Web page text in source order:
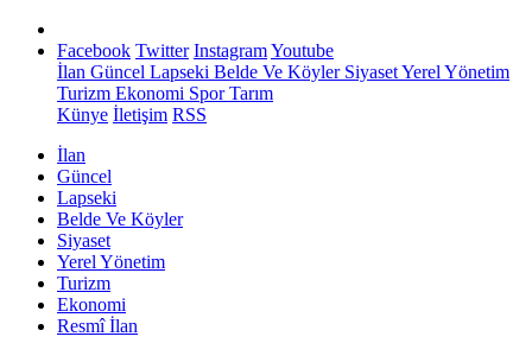
Facebook Twitter InstagramYoutube
İlan Güncel Lapseki Belde Ve KöylerSiyasetYerel Yönetim
Turizm Ekonomi SporTarım
Künye İletişim RSS
İlan
Güncel
Lapseki
Belde Ve Köyler
Siyaset
Yerel Yönetim
Turizm
Ekonomi
Resmî İlan